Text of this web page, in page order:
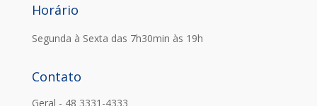
Horário
Segunda à Sexta das 7h30min às 19h
Contato
Geral - 48 3331-4333